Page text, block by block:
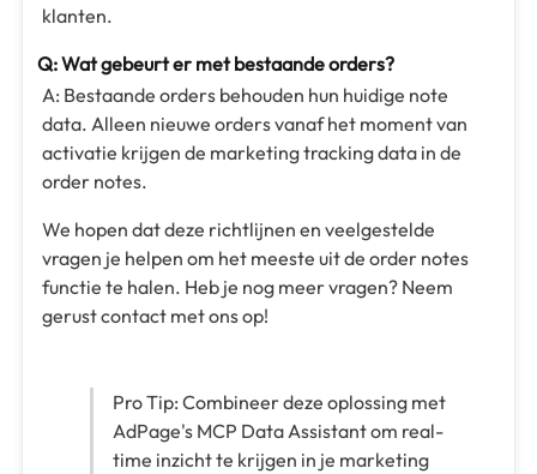
klanten.
Q: Wat gebeurt er met bestaande orders?
A: Bestaande orders behouden hun huidige note
data. Alleen nieuwe orders vanaf het moment van
activatie krijgen de marketing tracking data in de
order notes.
We hopen dat deze richtlijnen en veelgestelde
vragen je helpen om het meeste uit de order notes
functie te halen. Heb je nog meer vragen? Neem
gerust contact met ons op!
Pro Tip: Combineer deze oplossing met
AdPage's MCP Data Assistant om real-
time inzicht te krijgen in je marketing